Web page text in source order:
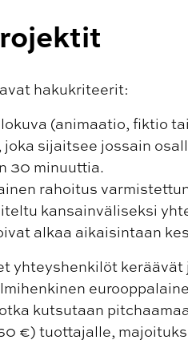
hakukriteerit:
(animaatio, fiktio
joka sijaitsee jossain
30 minuuttia.
rahoitus
kansainväliseksi
alkaa aikaisintaan
yhteyshenkilöt
kutsutaan
€) tuottajalle,